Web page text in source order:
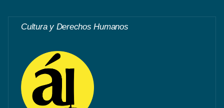
Cultura y Derechos Humanos